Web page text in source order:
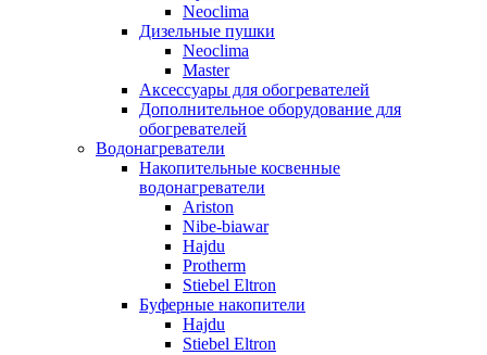
Neoclima
Дизельные пушки
Neoclima
Master
Аксессуары для обогревателей
Дополнительное оборудование для
обогревателей
Водонагреватели
Накопительные косвенные
водонагреватели
Ariston
Nibe-biawar
Hajdu
Protherm
Stiebel Eltron
Буферные накопители
Hajdu
Stiebel Eltron